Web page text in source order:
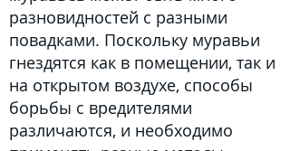
разновидностей с разными
повадками. Поскольку муравьи
гнездятся как в помещении, так и
на открытом воздухе, способы
борьбы с вредителями
различаются, и необходимо